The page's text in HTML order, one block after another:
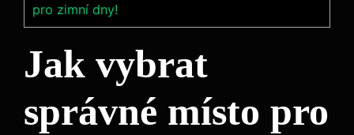
pro zimní dny!
Jak vybrat
správné místo pro